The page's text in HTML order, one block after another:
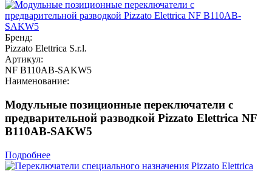
Бренд:
Pizzato Elettrica S.r.l.
Артикул:
NF B110AB-SAKW5
Наименование:
Модульные позиционные переключатели с
предварительной разводкой Pizzato Elettrica NF
B110AB-SAKW5
Подробнее